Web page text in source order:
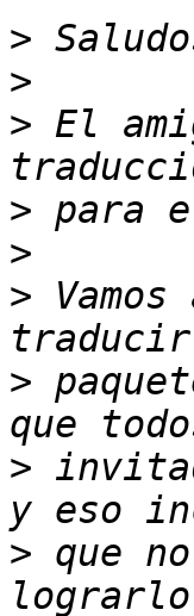
>
>
> El
>
>
>
>
>
> que